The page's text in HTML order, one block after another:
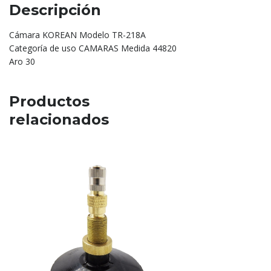
Descripción
Cámara KOREAN Modelo TR-218A
Categoría de uso CAMARAS Medida 44820
Aro 30
Productos
relacionados